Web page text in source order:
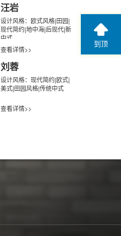
汪岩
设计风格：欧式风格|田园|
现代简约|地中海|后现代|新
中式
查看详情>>
刘蓉
设计风格：现代简约|欧式|
美式|田园风格|传统中式
查看详情>>
到顶